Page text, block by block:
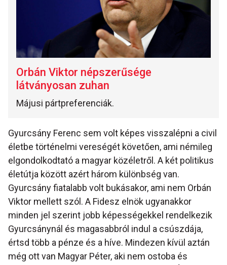
Orbán Viktor népszerűsége
látványosan zuhan
Májusi pártpreferenciák.
Gyurcsány Ferenc sem volt képes visszalépni a civil
életbe történelmi vereségét követően, ami némileg
elgondolkodtató a magyar közéletről. A két politikus
életútja között azért három különbség van.
Gyurcsány fiatalabb volt bukásakor, ami nem Orbán
Viktor mellett szól. A Fidesz elnök ugyanakkor
minden jel szerint jobb képességekkel rendelkezik
Gyurcsánynál és magasabbról indul a csúszdája,
értsd több a pénze és a híve. Mindezen kívül aztán
még ott van Magyar Péter, aki nem ostoba és